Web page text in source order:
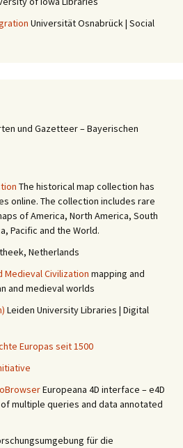
Universität Osnabrück | Social
und Gazetteer – Bayerischen
The historical map collection has
online. The collection includes rare
of America, North America, South
Pacific and the World.
Netherlands
Medieval Civilization mapping and
and medieval worlds
Leiden University Libraries | Digital
Europas seit 1500
Europeana 4D interface – e4D
multiple queries and data annotated
für die